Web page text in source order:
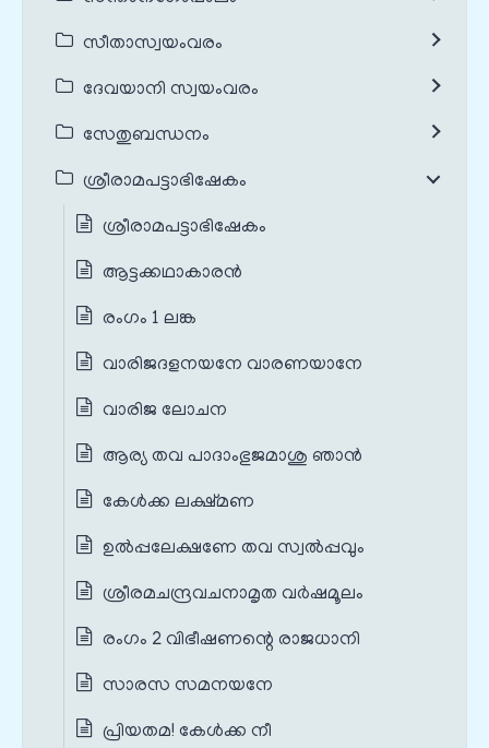
സീതാസ്വയംവരം
ദേവയാനി സ്വയംവരം
സേതുബന്ധനം
ശ്രീരാമപട്ടാഭിഷേകം
ശ്രീരാമപട്ടാഭിഷേകം
ആട്ടക്കഥാകാരൻ
രംഗം 1 ലങ്ക
വാരിജദളനയനേ വാരണയാനേ
വാരിജ ലോചന
ആര്യ തവ പാദാംഭുജമാശു ഞാൻ
കേൾക്ക ലക്ഷ്മണ
ഉൽപ്പലേക്ഷണേ തവ സ്വൽപ്പവും
ശ്രീരമചന്ദ്രവചനാമൃത വർഷമൂലം
രംഗം 2 വിഭീഷണന്റെ രാജധാനി
സാരസ സമനയനേ
പ്രിയതമ! കേൾക്ക നീ